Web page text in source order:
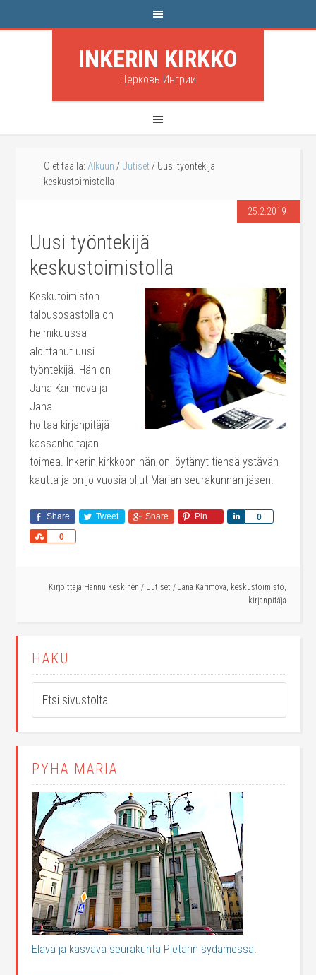
INKERIN KIRKKO
Церковь Ингрии
Olet täällä: Alkuun / Uutiset / Uusi työntekijä
keskustoimistolla
25.2.2019
Uusi työntekijä
keskustoimistolla
Keskutoimiston
talousosastolla on
helmikuussa
aloittanut uusi
työntekijä. Hän on
Jana Karimova ja
Jana
hoitaa kirjanpitäjä-
kassanhoitajan
toimea. Inkerin kirkkoon hän on löytänyt tiensä ystävän
kautta ja on jo vuosia ollut Marian seurakunnan jäsen.
Share Tweet Share Pin 0
Share
0
Share
Kirjoittaja Hannu Keskinen / Uutiset / Jana Karimova, keskustoimisto,
kirjanpitäjä
HAKU
PYHÄ MARIA
Elävä ja kasvava seurakunta Pietarin sydämessä.